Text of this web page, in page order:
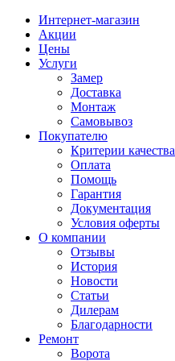
Интернет-магазин
Акции
Цены
Услуги
Замер
Доставка
Монтаж
Самовывоз
Покупателю
Критерии качества
Оплата
Помощь
Гарантия
Документация
Условия оферты
О компании
Отзывы
История
Новости
Статьи
Дилерам
Благодарности
Ремонт
Ворота